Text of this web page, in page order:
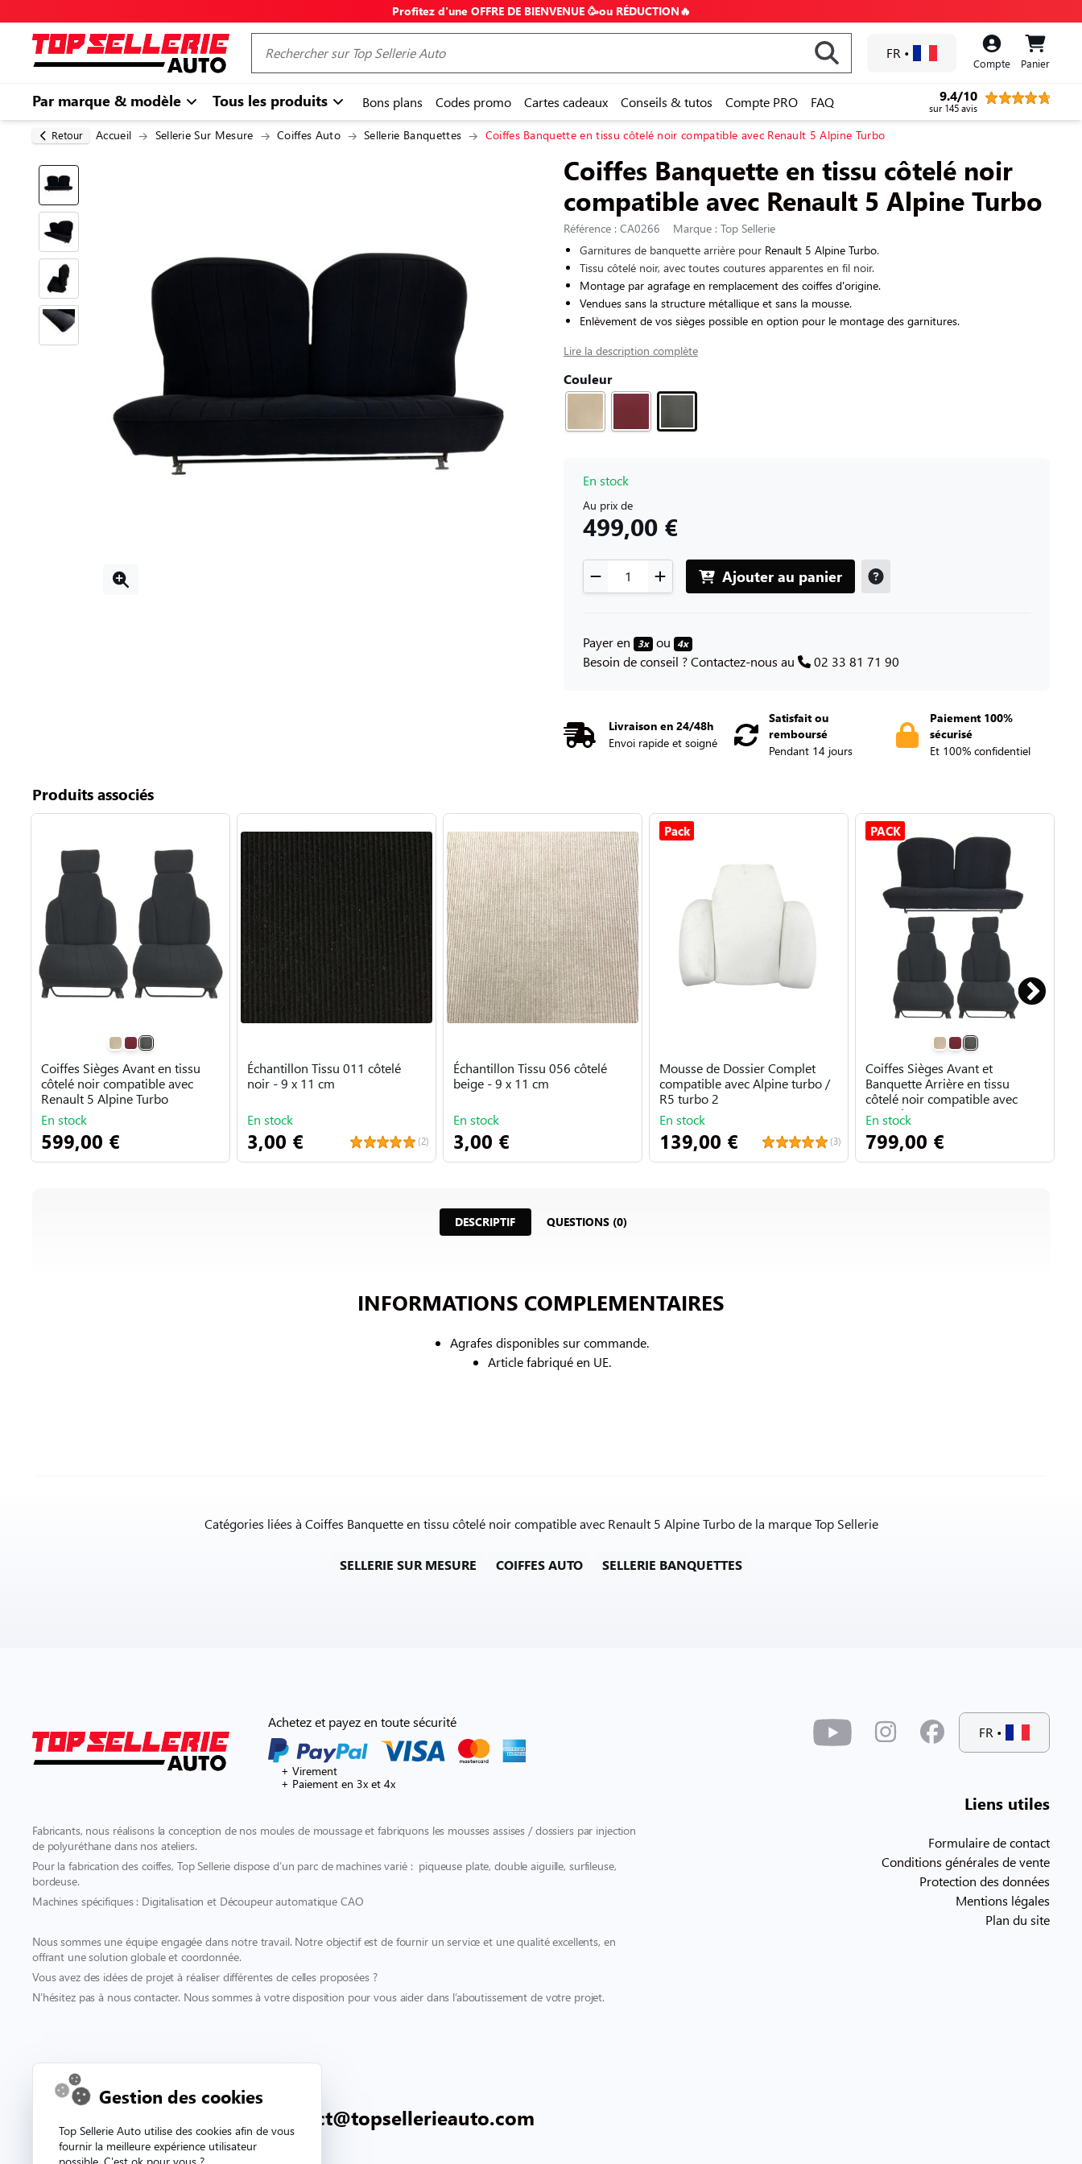
Profitez d'une OFFRE DE BIENVENUE 🥳ou RÉDUCTION🔥
FR •
Compte Panier
Par marque & modèle Tous les produits Bons plans Codes promo Cartes cadeaux Conseils & tutos Compte PRO FAQ 9.4/10
sur 145 avis
Retour Accueil Sellerie Sur Mesure Coiffes Auto Sellerie Banquettes Coiffes Banquette en tissu côtelé noir compatible avec Renault 5 Alpine Turbo
Coiffes Banquette en tissu côtelé noir
compatible avec Renault 5 Alpine Turbo
Référence : CA0266
Marque : Top Sellerie
Garnitures de banquette arrière pour Renault 5 Alpine Turbo.
Tissu côtelé noir, avec toutes coutures apparentes en fil noir.
Montage par agrafage en remplacement des coiffes d'origine.
Vendues sans la structure métallique et sans la mousse.
Enlèvement de vos sièges possible en option pour le montage des garnitures.
Lire la description complète
Couleur
En stock
Au prix de
499,00 €
Ajouter au panier
Payer en 3x ou 4x
Besoin de conseil ? Contactez-nous au 02 33 81 71 90
Livraison en 24/48h
Envoi rapide et soigné
Satisfait ou
remboursé
Pendant 14 jours
Paiement 100%
sécurisé
Et 100% confidentiel
Produits associés
Coiffes Sièges Avant en tissu
côtelé noir compatible avec
Renault 5 Alpine Turbo
En stock
599,00 €
Échantillon Tissu 011 côtelé
noir - 9 x 11 cm
(2)
En stock
3,00 €
Échantillon Tissu 056 côtelé
beige - 9 x 11 cm
En stock
3,00 €
Pack
Mousse de Dossier Complet
compatible avec Alpine turbo /
R5 turbo 2
(3)
En stock
139,00 €
PACK
Coiffes Sièges Avant et
Banquette Arrière en tissu
côtelé noir compatible avec
Renault 5 A...
En stock
799,00 €
DESCRIPTIF QUESTIONS (0)
INFORMATIONS COMPLEMENTAIRES
Agrafes disponibles sur commande.
Article fabriqué en UE.
Catégories liées à Coiffes Banquette en tissu côtelé noir compatible avec Renault 5 Alpine Turbo de la marque Top Sellerie
SELLERIE SUR MESURE COIFFES AUTO SELLERIE BANQUETTES
Achetez et payez en toute sécurité
+ Virement
+ Paiement en 3x et 4x
Fabricants, nous réalisons la conception de nos moules de moussage et fabriquons les mousses assises / dossiers par injection
de polyuréthane dans nos ateliers.
Pour la fabrication des coiffes, Top Sellerie dispose d’un parc de machines varié : piqueuse plate, double aiguille, surfileuse,
bordeuse.
Machines spécifiques : Digitalisation et Découpeur automatique CAO
Nous sommes une équipe engagée dans notre travail. Notre objectif est de fournir un service et une qualité excellents, en
offrant une solution globale et coordonnée.
Vous avez des idées de projet à réaliser différentes de celles proposées ?
N’hésitez pas à nous contacter. Nous sommes à votre disposition pour vous aider dans l’aboutissement de votre projet.
Contact & support
contact@topsellerieauto.com
FR •
Liens utiles
Formulaire de contact
Conditions générales de vente
Protection des données
Mentions légales
Plan du site
Gestion des cookies
Top Sellerie Auto utilise des cookies afin de vous
fournir la meilleure expérience utilisateur